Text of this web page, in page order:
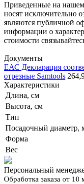
Приведенные на нашем
носят исключительно
являются публичной
информации о
стоимости
Документы
ЕАС Декларация
отрезные Samtools
Характеристики
Длина, см
Высота, см
Тип
Посадочный диаметр,
Форма
Вес
Персональный
Обработка заказа от 10